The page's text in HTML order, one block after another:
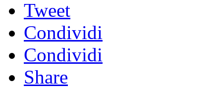
Tweet
Condividi
Condividi
Share